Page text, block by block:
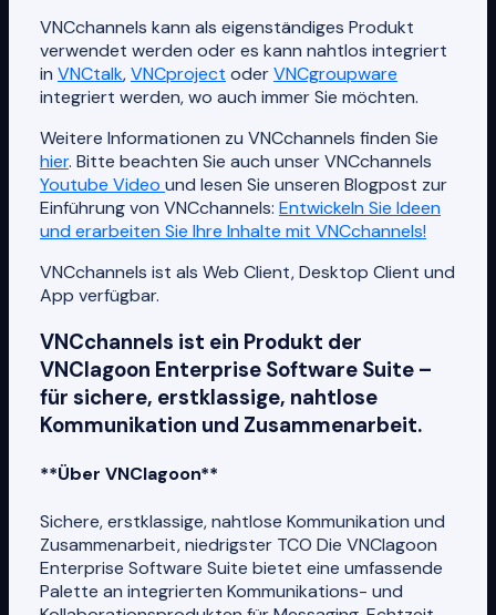
VNCchannels kann als eigenständiges Produkt
verwendet werden oder es kann nahtlos integriert
in VNCtalk,VNCproject oderVNCgroupware
integriert werden, wo auch immer Sie möchten.
Weitere Informationen zu VNCchannels finden Sie
hier. Bitte beachten Sie auch unser VNCchannels
Youtube Video und lesen Sie unseren Blogpost zur
Einführung von VNCchannels: Entwickeln Sie Ideen
und erarbeiten Sie Ihre Inhalte mit VNCchannels!
VNCchannels ist als Web Client, Desktop Client und
App verfügbar.
VNCchannels ist ein Produkt der
VNClagoon Enterprise Software Suite –
für sichere, erstklassige, nahtlose
Kommunikation und Zusammenarbeit.
**Über VNClagoon**
Sichere, erstklassige, nahtlose Kommunikation und
Zusammenarbeit, niedrigster TCO Die VNClagoon
Enterprise Software Suite bietet eine umfassende
Palette an integrierten Kommunikations- und